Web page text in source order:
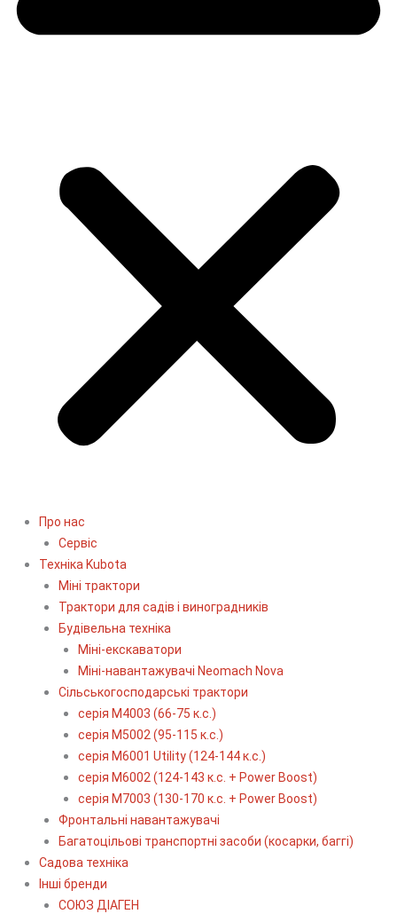
Про нас
Сервіс
Технiка Kubota
Міні трактори
Трактори для садів і виноградників
Будівельна техніка
Міні-екскаватори
Міні-навантажувачі Neomach Nova
Сільськогосподарські трактори
серія М4003 (66-75 к.с.)
серія М5002 (95-115 к.с.)
серія M6001 Utility (124-144 к.с.)
серія М6002 (124-143 к.с. + Power Boost)
серія М7003 (130-170 к.с. + Power Boost)
Фронтальні навантажувачі
Багатоцільові транспортні засоби (косарки, баггі)
Садова техніка
Інші бренди
СОЮЗ ДІАГЕН